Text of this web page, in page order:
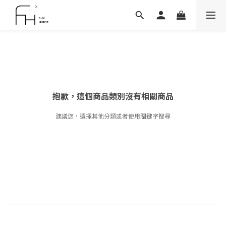
抱歉，這個商品類別沒有相關商品
建議您，選擇其他分類或者使用關鍵字搜尋